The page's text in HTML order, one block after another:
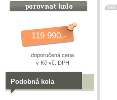
119 990,-
doporučená cena
v Kč vč. DPH
Podobná kola